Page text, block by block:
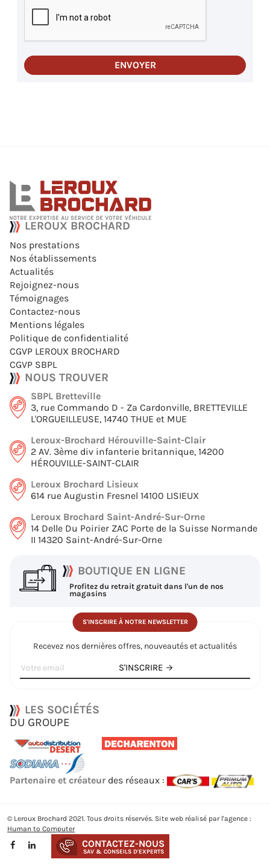
ENVOYER
LEROUX BROCHARD
Nos prestations
Nos établissements
Actualités
Rejoignez-nous
Témoignages
Contactez-nous
Mentions légales
Politique de confidentialité
CGVP LEROUX BROCHARD
CGVP SBPL
NOUS TROUVER
SBPL Bretteville
3, rue Commando D - Za Cardonville, BRETTEVILLE
L'ORGUEILLEUSE, 14740 THUE et MUE
Leroux-Brochard Hérouville-Saint-Clair
2 AV. 3ème div infanterie britannique, 14200
HÉROUVILLE-SAINT-CLAIR
Leroux Brochard Lisieux
614 rue Augustin Fresnel 14100 LISIEUX
Leroux Brochard Saint-André-Sur-Orne
14 Delle Du Poirier ZAC Porte de la Suisse Normande
II 14320 Saint-André-Sur-Orne
BOUTIQUE EN LIGNE
Profitez du retrait gratuit dans l'un de nos
magasins
S'INSCRIRE À NOTRE NEWSLETTER
Recevez nos dernières offres, nouveautés et actualités
S'INSCRIRE
LES SOCIÉTÉS
DU GROUPE
Partenaire et créateur des réseaux :
© Leroux Brochard 2021. Tous droits réservés. Site web réalisé par l'agence :
Human to Computer
CONTACTEZ-NOUS
SAV & CONSEILS D'EXPERTS